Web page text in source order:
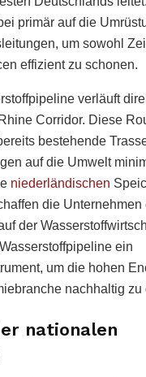
primär auf die
um sowohl
effizient zu schonen.
verläuft
Corridor. Diese
bestehende
auf die Umwelt
niederländischen
die
der
ein
um die hohen
nachhaltig zu
nationalen